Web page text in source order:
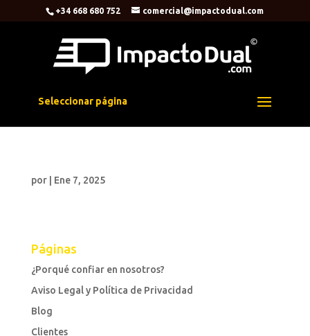
+34 668 680 752 comercial@impactodual.com
Seleccionar página
por Ene 7, 2025
Páginas
¿Porqué confiar en nosotros?
Aviso Legal y Política de Privacidad
Blog
Clientes